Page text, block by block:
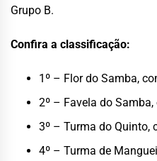
Grupo B.
Confira a classificação:
1º – Flor do Samba,
2º – Favela do
3º – Turma do Quinto,
4º – Turma de